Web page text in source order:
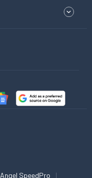
Angel SpeedPro